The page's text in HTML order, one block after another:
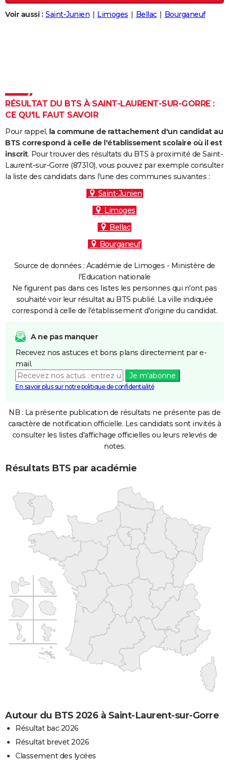
Destinations
City break
Voyage nature
Voyage de noces
Forum
Climat
+
PHOTO
Carte de Noël
Carte Bonne année
Carte Saint-Valentin
Carte Pâques
Carte d'anniversaire
DICTIONNAIRE
Dictionnaire
Biographies
Citations
Expressions
Proverbes
PROGRAMME TV
COPAINS D'AVANT
S'inscrire
Se connecter
Lycées
Collèges
Primaires
Universités
Entreprises
Service militaire
Avis de recherche
AVIS DE DÉCÈS
FORUM
Voir aussi : Saint-Junien Limoges Bellac Bourganeuf
RÉSULTAT DU BTS À SAINT-LAURENT-SUR-GORRE :
CE QU'IL FAUT SAVOIR
Pour rappel, la commune de rattachement d'un candidat au
BTS correspond à celle de l'établissement scolaire où il est
inscrit. Pour trouver des résultats du BTS à proximité de Saint-
Laurent-sur-Gorre (87310), vous pouvez par exemple consulter
la liste des candidats dans l'une des communes suivantes :
Saint-Junien
Limoges
Bellac
Bourganeuf
Source de données : Académie de Limoges - Ministère de
l'Education nationale
Ne figurent pas dans ces listes les personnes qui n'ont pas
souhaité voir leur résultat au BTS publié. La ville indiquée
correspond à celle de l'établissement d'origine du candidat.
A ne pas manquer
Recevez nos astuces et bons plans directement par e-
mail.
Je m'abonne
En savoir plus sur notre politique de confidentialité
NB : La présente publication de résultats ne présente pas de
caractère de notification officielle. Les candidats sont invités à
consulter les listes d'affichage officielles ou leurs relevés de
notes.
Résultats BTS par académie
Autour du BTS 2026 à Saint-Laurent-sur-Gorre
Résultat bac 2026
Résultat brevet 2026
Classement des lycées